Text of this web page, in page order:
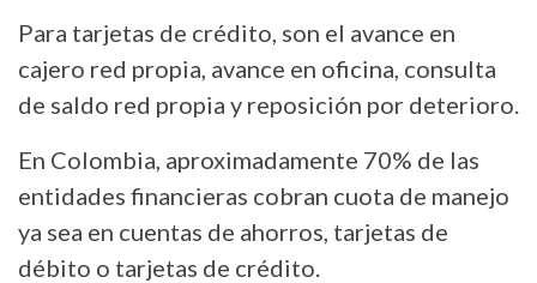
Para tarjetas de crédito, son el avance en
cajero red propia, avance en oficina, consulta
de saldo red propia y reposición por deterioro.
En Colombia, aproximadamente 70% de las
entidades financieras cobran cuota de manejo
ya sea en cuentas de ahorros, tarjetas de
débito o tarjetas de crédito.